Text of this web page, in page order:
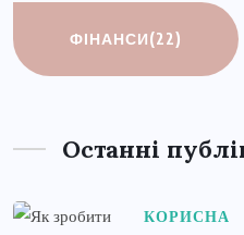
ФІНАНСИ(22)
Останні
КОРИСНА